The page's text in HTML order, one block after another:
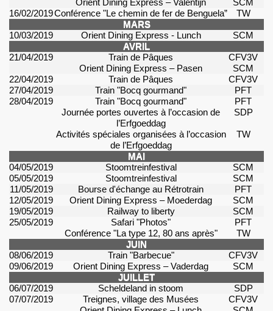
Orient Dining Express –Valentijn
SCM
16/02/2019Conférence "Le chemin de fer de Benguela”
TW
MARS
10/03/2019
Orient DiningExpress - Lunch
SCM
AVRIL
21/04/2019
Train de Pâques
CFV3V
Orient Dining Express – Pasen
SCM
22/04/2019
Train de Pâques
CFV3V
27/04/2019
Train "Bocq gourmand"
PFT
28/04/2019
Train "Bocq gourmand"
PFT
Journée portes ouvertes à l’occasion de
l’Erfgoeddag
SDP
Activités spéciales organisées à l’occasion
de l’Erfgoeddag
TW
MAI
04/05/2019
Stoomtreinfestival
SCM
05/05/2019
Stoomtreinfestival
SCM
11/05/2019
Bourse d'échange au Rétrotrain
PFT
12/05/2019
Orient Dining Express – Moederdag
SCM
19/05/2019
Railwayto liberty
SCM
25/05/2019
Safari "Photos"
PFT
Conférence "La type 12, 80 ans après"
TW
JUIN
08/06/2019
Train "Barbecue"
CFV3V
09/06/2019
Orient Dining Express –Vaderdag
SCM
JUILLET
06/07/2019
Scheldeland in stoom
SDP
07/07/2019
Treignes, village des Musées
CFV3V